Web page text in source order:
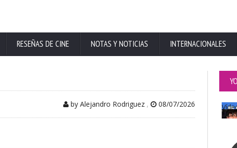
RESEÑAS DE CINE NOTAS Y NOTICIAS INTERNACIONALES
by Alejandro Rodriguez , 08/07/2026